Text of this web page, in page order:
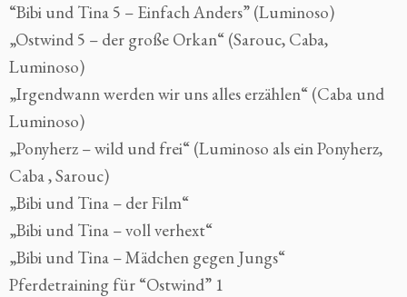
“Bibi und Tina 5 – Einfach Anders” (Luminoso)
„Ostwind 5 – der große Orkan“ (Sarouc, Caba,
Luminoso)
„Irgendwann werden wir uns alles erzählen“ (Caba und
Luminoso)
„Ponyherz – wild und frei“ (Luminoso als ein Ponyherz,
Caba , Sarouc)
„Bibi und Tina – der Film“
„Bibi und Tina – voll verhext“
„Bibi und Tina – Mädchen gegen Jungs“
Pferdetraining für “Ostwind” 1